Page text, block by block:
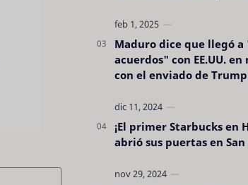
Maduro dice que llegó
acuerdos" con EE.UU.
con el enviado de Trump
¡El primer Starbucks en
abrió sus puertas en San